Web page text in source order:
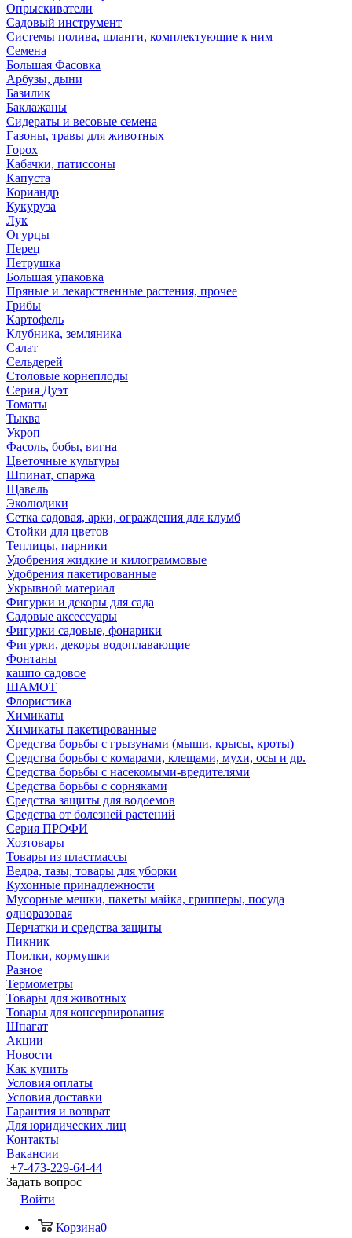
Опрыскиватели
Садовый инструмент
Системы полива, шланги, комплектующие к ним
Семена
Большая Фасовка
Арбузы, дыни
Базилик
Баклажаны
Сидераты и весовые семена
Газоны, травы для животных
Горох
Кабачки, патиссоны
Капуста
Кориандр
Кукуруза
Лук
Огурцы
Перец
Петрушка
Большая упаковка
Пряные и лекарственные растения, прочее
Грибы
Картофель
Клубника, земляника
Салат
Сельдерей
Столовые корнеплоды
Серия Дуэт
Томаты
Тыква
Укроп
Фасоль, бобы, вигна
Цветочные культуры
Шпинат, спаржа
Щавель
Эколюдики
Сетка садовая, арки, ограждения для клумб
Стойки для цветов
Теплицы, парники
Удобрения жидкие и килограммовые
Удобрения пакетированные
Укрывной материал
Фигурки и декоры для сада
Садовые аксессуары
Фигурки садовые, фонарики
Фигурки, декоры водоплавающие
Фонтаны
кашпо садовое
ШАМОТ
Флористика
Химикаты
Химикаты пакетированные
Средства борьбы с грызунами (мыши, крысы, кроты)
Средства борьбы с комарами, клещами, мухи, осы и др.
Средства борьбы с насекомыми-вредителями
Средства борьбы с сорняками
Средства защиты для водоемов
Средства от болезней растений
Серия ПРОФИ
Хозтовары
Товары из пластмассы
Ведра, тазы, товары для уборки
Кухонные принадлежности
Мусорные мешки, пакеты майка, грипперы, посуда
одноразовая
Перчатки и средства защиты
Пикник
Поилки, кормушки
Разное
Термометры
Товары для животных
Товары для консервирования
Шпагат
Акции
Новости
Как купить
Условия оплаты
Условия доставки
Гарантия и возврат
Для юридических лиц
Контакты
Вакансии
+7-473-229-64-44
Задать вопрос
Войти
Корзина0